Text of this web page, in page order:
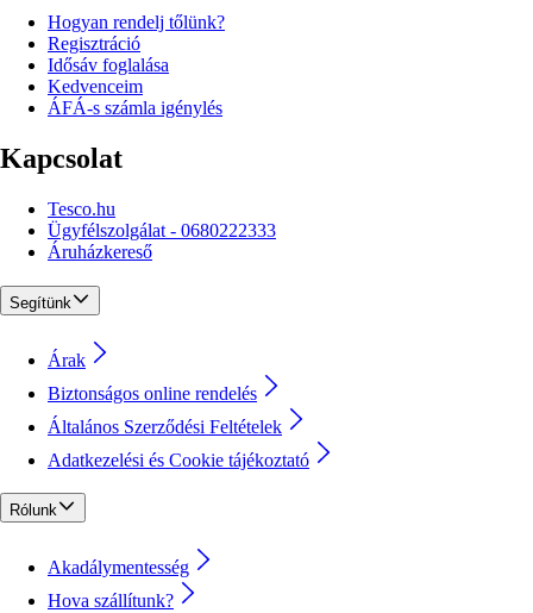
Hogyan rendelj tőlünk?
Regisztráció
Idősáv foglalása
Kedvenceim
ÁFÁ-s számla igénylés
Kapcsolat
Tesco.hu
Ügyfélszolgálat - 0680222333
Áruházkereső
Segítünk
Árak
Biztonságos online rendelés
Általános Szerződési Feltételek
Adatkezelési és Cookie tájékoztató
Rólunk
Akadálymentesség
Hova szállítunk?